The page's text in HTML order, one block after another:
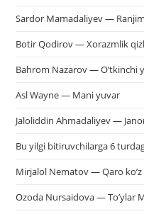
Sardor Mamadaliyev —
Botir Qodirov — Xorazmlik
Bahrom Nazarov — O’tkinchi
Asl Wayne — Mani yuvar
Jaloliddin Ahmadaliyev —
Bu yilgi bitiruvchilarga 6
Mirjalol Nematov — Qaro ko’z
Ozoda Nursaidova — To’ylar